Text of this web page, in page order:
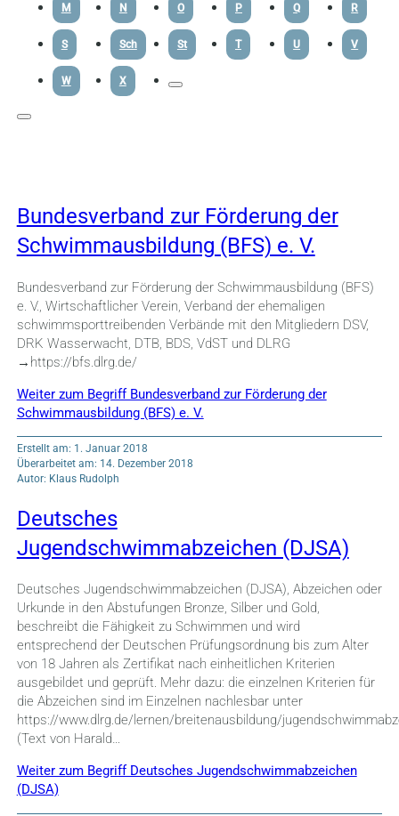
M N O P Q R
S Sch St T U V
W X
Bundesverband zur Förderung der
Schwimmausbildung (BFS) e. V.
Bundesverband zur Förderung der Schwimmausbildung (BFS)
e. V., Wirtschaftlicher Verein, Verband der ehemaligen
schwimmsporttreibenden Verbände mit den Mitgliedern DSV,
DRK Wasserwacht, DTB, BDS, VdST und DLRG
→https://bfs.dlrg.de/
Weiter zum Begriff Bundesverband zur Förderung der
Schwimmausbildung (BFS) e. V.
Erstellt am: 1. Januar 2018
Überarbeitet am: 14. Dezember 2018
Autor: Klaus Rudolph
Deutsches
Jugendschwimmabzeichen (DJSA)
Deutsches Jugendschwimmabzeichen (DJSA), Abzeichen oder
Urkunde in den Abstufungen Bronze, Silber und Gold,
beschreibt die Fähigkeit zu Schwimmen und wird
entsprechend der Deutschen Prüfungsordnung bis zum Alter
von 18 Jahren als Zertifikat nach einheitlichen Kriterien
ausgebildet und geprüft. Mehr dazu: die einzelnen Kriterien für
die Abzeichen sind im Einzelnen nachlesbar unter
https://www.dlrg.de/lernen/breitenausbildung/
(Text von Harald…
Weiter zum Begriff Deutsches Jugendschwimmabzeichen
(DJSA)